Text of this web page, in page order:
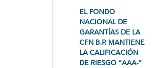
EL FONDO
NACIONAL DE
GARANTÍAS DE LA
CFN B.P. MANTIENE
LA CALIFICACIÓN
DE RIESGO “AAA-”